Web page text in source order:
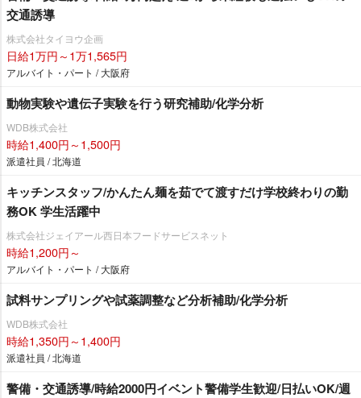
交通誘導
株式会社タイヨウ企画
日給1万円～1万1,565円
アルバイト・パート / 大阪府
動物実験や遺伝子実験を行う研究補助/化学分析
WDB株式会社
時給1,400円～1,500円
派遣社員 / 北海道
キッチンスタッフ/かんたん麺を茹でて渡すだけ学校終わりの勤
務OK 学生活躍中
株式会社ジェイアール西日本フードサービスネット
時給1,200円～
アルバイト・パート / 大阪府
試料サンプリングや試薬調整など分析補助/化学分析
WDB株式会社
時給1,350円～1,400円
派遣社員 / 北海道
警備・交通誘導/時給2000円イベント警備学生歓迎/日払いOK/週